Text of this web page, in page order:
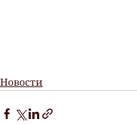
Новости